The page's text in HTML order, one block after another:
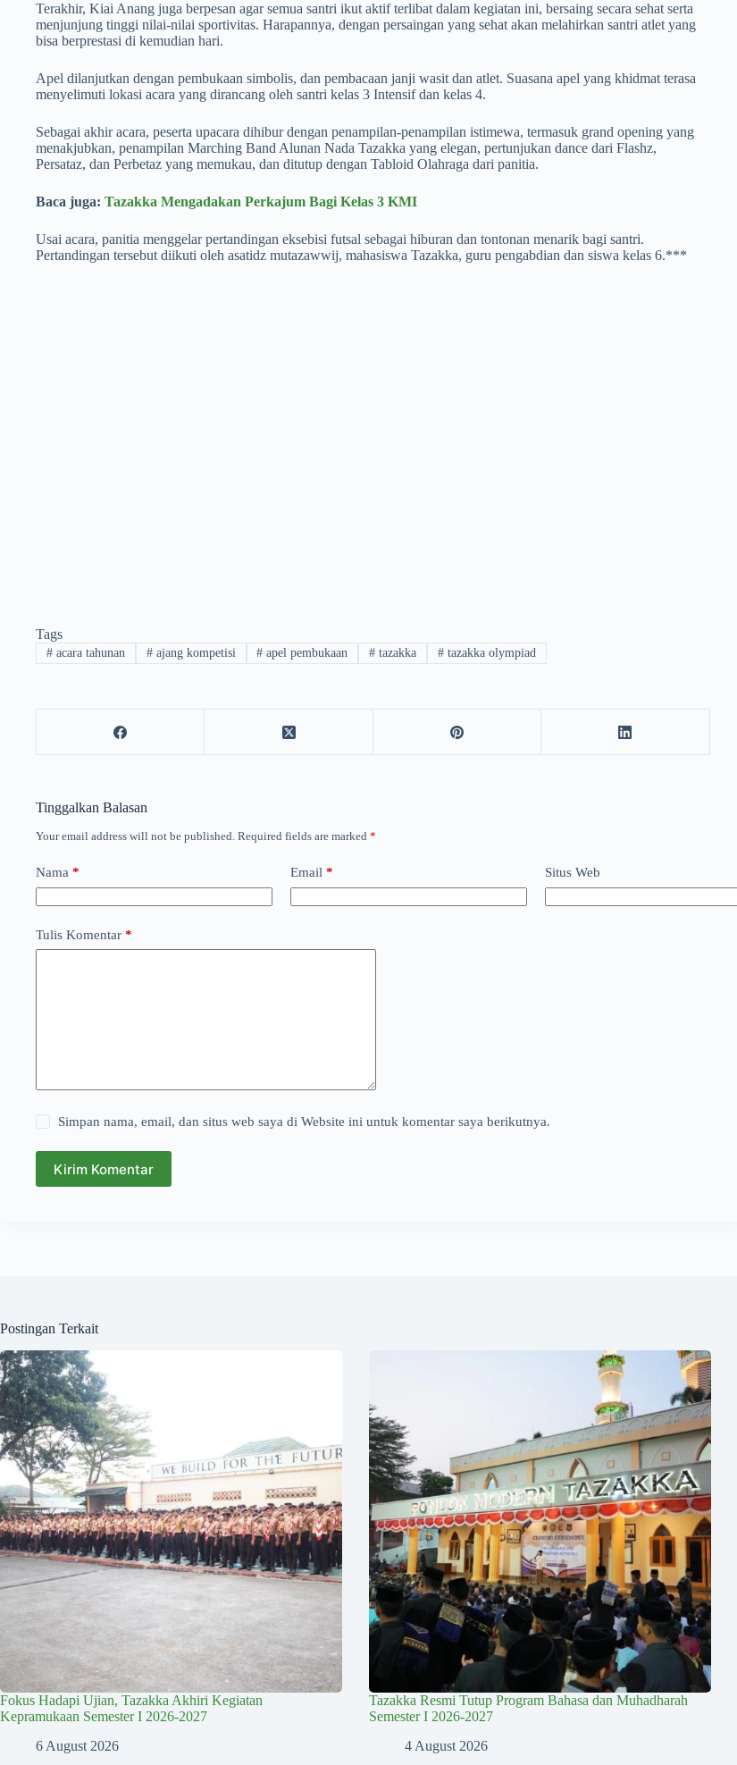
Terakhir, Kiai Anang juga berpesan agar semua santri ikut aktif terlibat dalam kegiatan ini, bersaing secara sehat serta
menjunjung tinggi nilai-nilai sportivitas. Harapannya, dengan persaingan yang sehat akan melahirkan santri atlet yang
bisa berprestasi di kemudian hari.
Apel dilanjutkan dengan pembukaan simbolis, dan pembacaan janji wasit dan atlet. Suasana apel yang khidmat terasa
menyelimuti lokasi acara yang dirancang oleh santri kelas 3 Intensif dan kelas 4.
Sebagai akhir acara, peserta upacara dihibur dengan penampilan-penampilan istimewa, termasuk grand opening yang
menakjubkan, penampilan Marching Band Alunan Nada Tazakka yang elegan, pertunjukan dance dari Flashz,
Persataz, dan Perbetaz yang memukau, dan ditutup dengan Tabloid Olahraga dari panitia.
Baca juga: Tazakka Mengadakan Perkajum Bagi Kelas 3 KMI
Usai acara, panitia menggelar pertandingan eksebisi futsal sebagai hiburan dan tontonan menarik bagi santri.
Pertandingan tersebut diikuti oleh asatidz mutazawwij, mahasiswa Tazakka, guru pengabdian dan siswa kelas 6.***
Tags
#acara tahunan #ajang kompetisi # apel pembukaan # tazakka # tazakka olympiad
Tinggalkan Balasan
Your email address will not be published. Required fields are marked *
Nama * Email * Situs Web
Tulis Komentar *
Simpan nama, email, dan situs web saya di Website ini untuk komentar saya berikutnya.
Kirim Komentar
Postingan Terkait
Fokus Hadapi Ujian, Tazakka Akhiri Kegiatan
Kepramukaan Semester I 2026-2027
6 August 2026
Tazakka Resmi Tutup Program Bahasa dan Muhadharah
Semester I 2026-2027
4 August 2026